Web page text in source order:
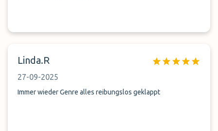
Linda.R
27-09-2025
Immer wieder Genre alles reibungslos geklappt